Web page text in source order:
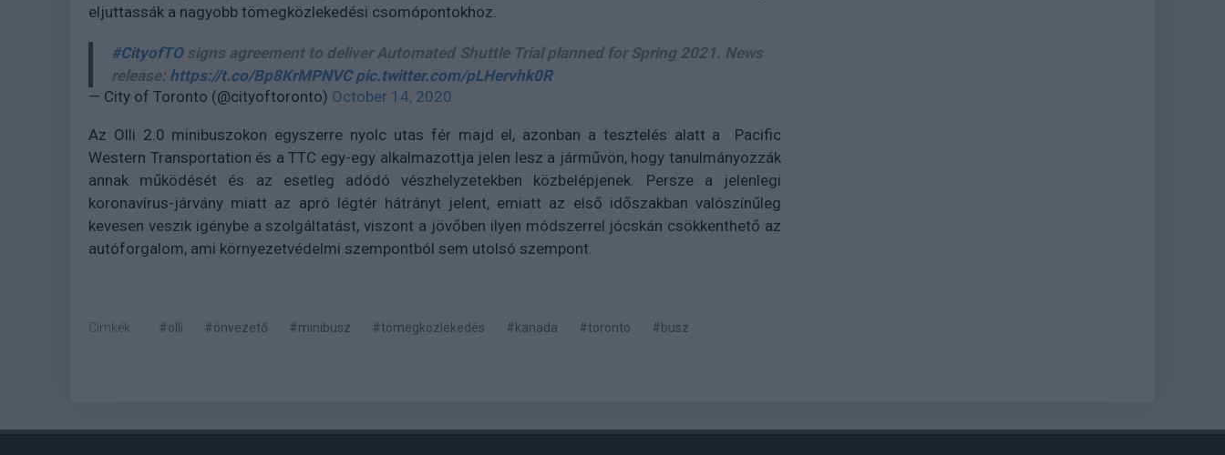
eljuttassák a nagyobb tömegközlekedési csomópontokhoz.
#CityofTOsigns agreement to deliver Automated Shuttle Trial planned for Spring 2021. News
release: https://t.co/Bp8KrMPNVC pic.twitter.com/pLHervhk0R
— City of Toronto (@cityoftoronto) October 14, 2020
Az Olli 2.0 minibuszokon egyszerre nyolc utas fér majd el, azonban a tesztelés alatt a Pacific
Western Transportation és a TTC egy-egy alkalmazottja jelen lesz a járművön, hogy tanulmányozzák
annak működését és az esetleg adódó vészhelyzetekben közbelépjenek. Persze a jelenlegi
koronavírus-járvány miatt az apró légtér hátrányt jelent, emiatt az első időszakban valószínűleg
kevesen veszik igénybe a szolgáltatást, viszont a jövőben ilyen módszerrel jócskán csökkenthető az
autóforgalom, ami környezetvédelmi szempontból sem utolsó szempont.
Címkék: #olli #önvezető #minibusz #tömegközlekedés #kanada #toronto #busz